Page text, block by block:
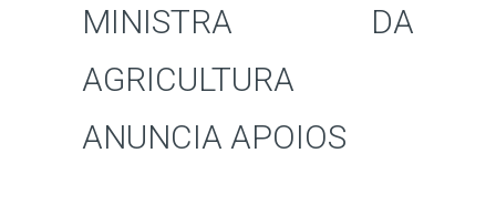
MINISTRA DA
AGRICULTURA
ANUNCIA APOIOS